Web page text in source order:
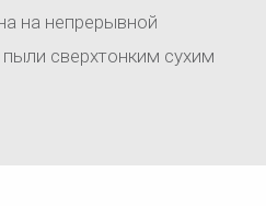
на непрерывной
сверхтонким сухим